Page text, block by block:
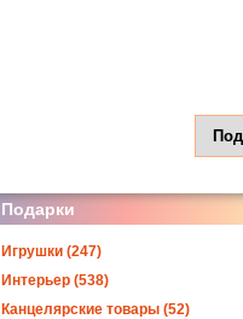
Подарки
Игрушки (247)
Интерьер (538)
Канцелярские товары (52)